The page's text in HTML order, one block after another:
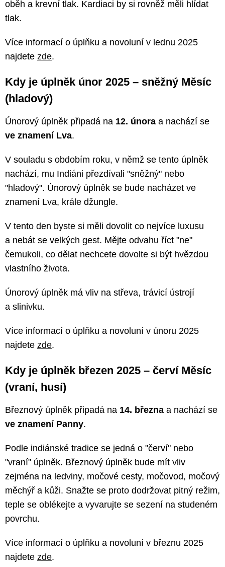
oběh a krevní tlak. Kardiaci by si rovněž měli hlídat
tlak.
Více informací o úplňku a novoluní v lednu 2025
najdete zde.
Kdy je úplněk únor 2025 – sněžný Měsíc
(hladový)
Únorový úplněk připadá na 12. února a nachází se
ve znamení Lva.
V souladu s obdobím roku, v němž se tento úplněk
nachází, mu Indiáni přezdívali "sněžný" nebo
"hladový". Únorový úplněk se bude nacházet ve
znamení Lva, krále džungle.
V tento den byste si měli dovolit co nejvíce luxusu
a nebát se velkých gest. Mějte odvahu říct "ne"
čemukoli, co dělat nechcete dovolte si být hvězdou
vlastního života.
Únorový úplněk má vliv na střeva, trávicí ústrojí
a slinivku.
Více informací o úplňku a novoluní v únoru 2025
najdete zde.
Kdy je úplněk březen 2025 – červí Měsíc
(vraní, husí)
Březnový úplněk připadá na 14. března a nachází se
ve znamení Panny.
Podle indiánské tradice se jedná o "červí" nebo
"vraní" úplněk. Březnový úplněk bude mít vliv
zejména na ledviny, močové cesty, močovod, močový
měchýř a kůži. Snažte se proto dodržovat pitný režim,
teple se oblékejte a vyvarujte se sezení na studeném
povrchu.
Více informací o úplňku a novoluní v březnu 2025
najdete zde.